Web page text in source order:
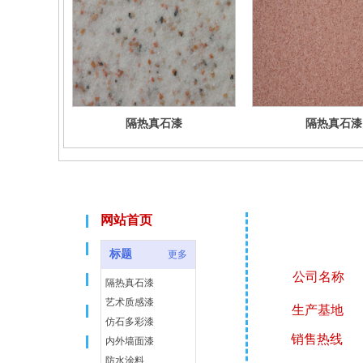
隔热真石漆 隔热真石漆
标题 更多
隔热真石漆
艺术质感漆
仿石多彩漆
内外墙面漆
防水涂料
网站首页
公司名称
生产基地
销售热线